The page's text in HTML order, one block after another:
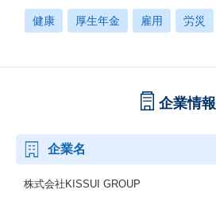
健康 厚生年金 雇用 労災
企業情報
企業名
株式会社KISSUI GROUP